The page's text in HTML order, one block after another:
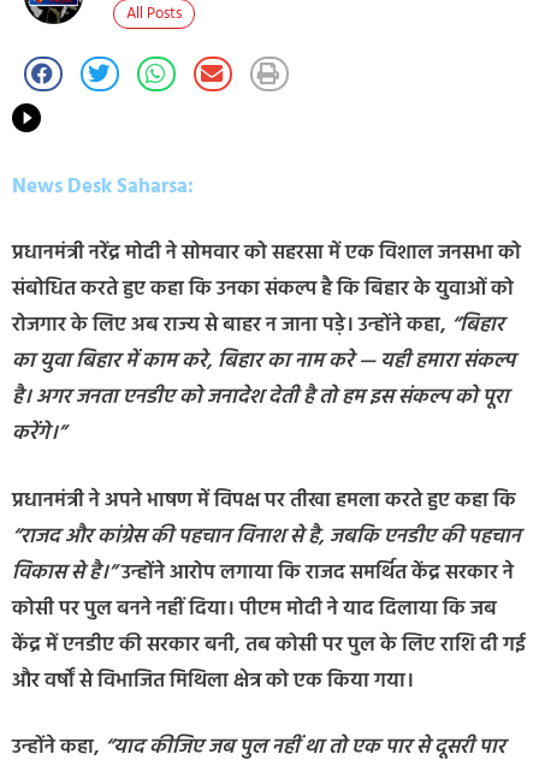
All Posts
News Desk Saharsa:
प्रधानमंत्री नरेंद्र मोदी ने सोमवार को सहरसा में एक विशाल जनसभा को
संबोधित करते हुए कहा कि उनका संकल्प है कि बिहार के युवाओं को
रोजगार के लिए अब राज्य से बाहर न जाना पड़े। उन्होंने कहा, “बिहार
का युवा बिहार में काम करे, बिहार का नाम करे — यही हमारा संकल्प
है। अगर जनता एनडीए को जनादेश देती है तो हम इस संकल्प को पूरा
करेंगे।”
प्रधानमंत्री ने अपने भाषण में विपक्ष पर तीखा हमला करते हुए कहा कि
“राजद और कांग्रेस की पहचान विनाश से है, जबकि एनडीए की पहचान
विकास से है।”उन्होंने आरोप लगाया कि राजद समर्थित केंद्र सरकार ने
कोसी पर पुल बनने नहीं दिया। पीएम मोदी ने याद दिलाया कि जब
केंद्र में एनडीए की सरकार बनी, तब कोसी पर पुल के लिए राशि दी गई
और वर्षों से विभाजित मिथिला क्षेत्र को एक किया गया।
उन्होंने कहा, “याद कीजिए जब पुल नहीं था तो एक पार से दूसरी पार